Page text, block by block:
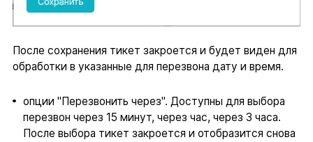
После сохранения тикет закроется и будет виден для
обработки в указанные для перезвона дату и время.
опции "Перезвонить через". Доступны для выбора
перезвон через 15 минут, через час, через 3 часа.
После выбора тикет закроется и отобразится снова